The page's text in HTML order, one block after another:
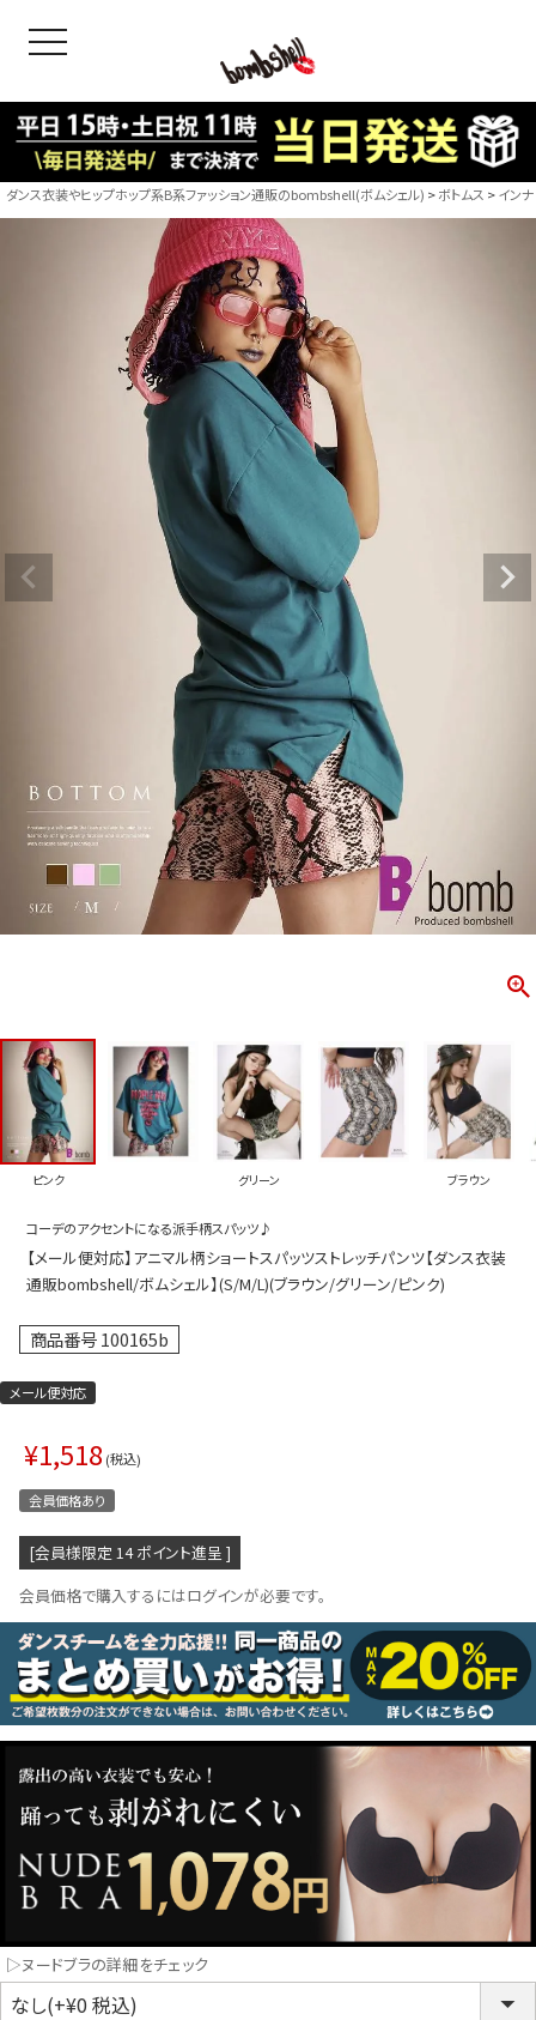
toggle navigation
＝ボムシェル】はダンス衣装専門ブランド。
衣装ならお任せ！オリジナル衣装やダンス衣装のトータル
ィネートのご提案。 ボムシェルならではの最新で斬新な
えをお届け。 撮影で使用してる小物や靴などダンサー必
ーデはイメージしやすく、全てボムシェルでご購入可能。
とは差別化出来るしっかりした衣装のご提案はダンサー
ージ映えを全力で応援してます。
商品一覧
CONTENTS
ス
アップ
ース
インワン／サロペット
ラ・ニップレス
LINE連携でクーポンもらえる!!
同一商品まとめ買いキャンペーン
B/bomb
【B/
「これど
好き女子
レッスン
新作
トップス
ボトムス
ワンピース
コスプレ
クリスマス
ランジェ
ダンス衣装やヒップホップ系B系ファッション通販のbombshell(ボムシェル) ボトムス イン
ピンク グリーン ブラウン
コーデのアクセントになる派手柄スパッツ♪
【メール便対応】アニマル柄ショートスパッツストレッチパンツ【ダンス衣装
通販bombshell/ボムシェル】(S/M/L)(ブラウン/グリーン/ピンク)
商品番号100165b
メール便対応
¥1,518 税込
会員価格あり
[会員様限定 14 ポイント進呈 ]
会員価格で購入するにはログインが必要です。
▷ヌードブラの詳細をチェック